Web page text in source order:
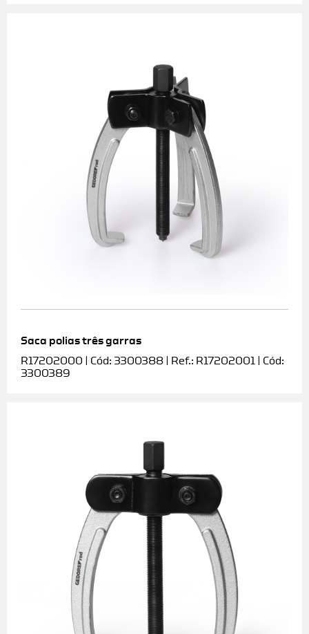
Saca polias três garras
R17202000 | Cód: 3300388 | Ref.: R17202001 | Cód:
3300389